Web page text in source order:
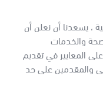
، يسعدنا أن نعلن أن
والخدمات
المعايير في تقديم
والمقدمين على حد